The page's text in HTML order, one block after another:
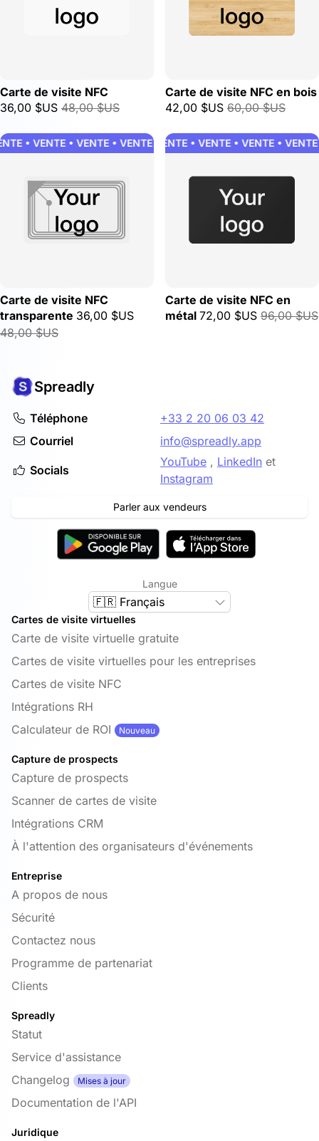
Carte de visite NFC
36,00 $US 48,00 $US
Carte de visite NFC en bois
42,00 $US 60,00 $US
• VENTE • VENTE • VENTE • VENTE • VENTE • VENTE •
Carte de visite NFC
transparente 36,00 $US
48,00 $US
VENTE • VENTE • VENTE • VENTE •
Carte de visite NFC en
métal 72,00 $US 96,00 $US
Spreadly
Téléphone
+33 2 20 06 03 42
Courriel
info@spreadly.app
Socials
YouTube , LinkedIn et
Instagram
Parler aux vendeurs
Langue
🇫🇷 Français
Cartes de visite virtuelles
Carte de visite virtuelle gratuite
Cartes de visite virtuelles pour les entreprises
Cartes de visite NFC
Intégrations RH
Calculateur de ROI
Nouveau
Capture de prospects
Capture de prospects
Scanner de cartes de visite
Intégrations CRM
À l'attention des organisateurs d'événements
Entreprise
A propos de nous
Sécurité
Contactez nous
Programme de partenariat
Clients
Spreadly
Statut
Service d'assistance
Changelog
Mises à jour
Documentation de l'API
Juridique